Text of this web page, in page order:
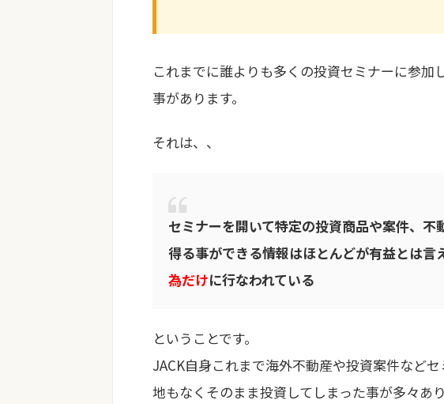
これまでに誰よりも多くの投資セミナーに参加
事があります。
それは、、
セミナーを開いて特定の投資商品や案件、
得る事ができる情報はほとんどが有益とは言
為だけに行なわれている
ということです。
JACK自身これまで海外不動産や投資案件など
地もなくそのまま投資してしまった事が多々あり